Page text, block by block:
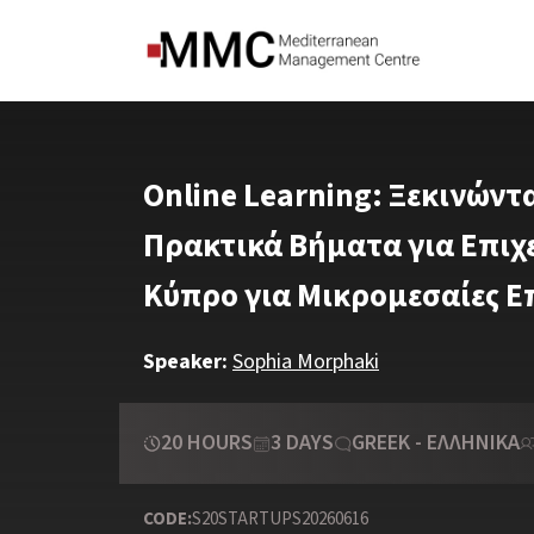
Online Learning:
Πρακτικά Βήματα για
Κύπρο για Μικρομεσαίες
Speaker: Sophia Morphaki
20 HOURS 3 DAYS GREEK - ΕΛΛΗΝΙΚΆ
CODE:S20STARTUPS20260616